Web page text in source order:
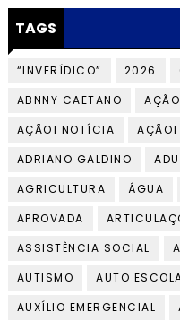
TAGS
“INVERÍDICO” 2026
ABNNY CAETANO
AÇÃO1 NOTÍCIA
ADRIANO GALDINO
AGRICULTURA
ÁGUA
APROVADA
ASSISTÊNCIA SOCIAL
AUTISMO
AUTO
AUXÍLIO EMERGENCIAL